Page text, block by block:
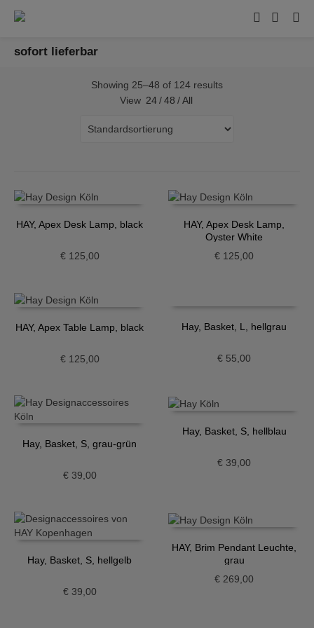
sofort lieferbar
Showing 25–48 of 124 results
View 24 / 48 / All
HAY, Apex Desk Lamp, black
€125,00
HAY, Apex Desk Lamp,
Oyster White
€ 125,00
HAY, Apex Table Lamp, black
€125,00
Hay, Basket, L, hellgrau
€ 55,00
Hay, Basket, S, grau-grün
€39,00
Hay, Basket, S, hellblau
€ 39,00
Hay, Basket, S, hellgelb
€39,00
HAY, Brim Pendant Leuchte,
grau
€ 269,00